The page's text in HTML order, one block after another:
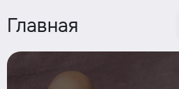
Главная